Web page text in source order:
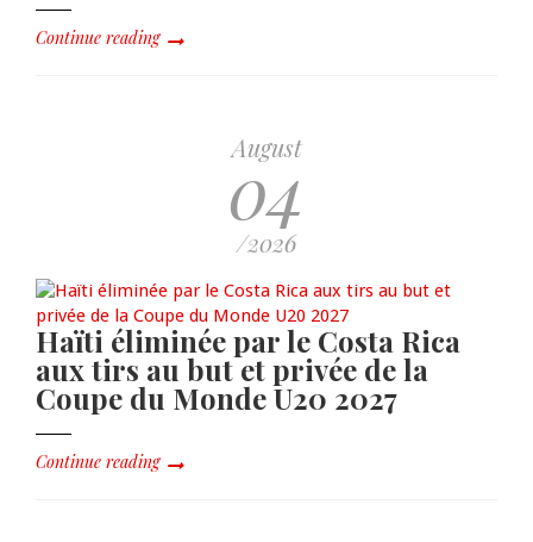
Continue reading
August
04
/2026
Haïti éliminée par le Costa Rica
aux tirs au but et privée de la
Coupe du Monde U20 2027
Continue reading